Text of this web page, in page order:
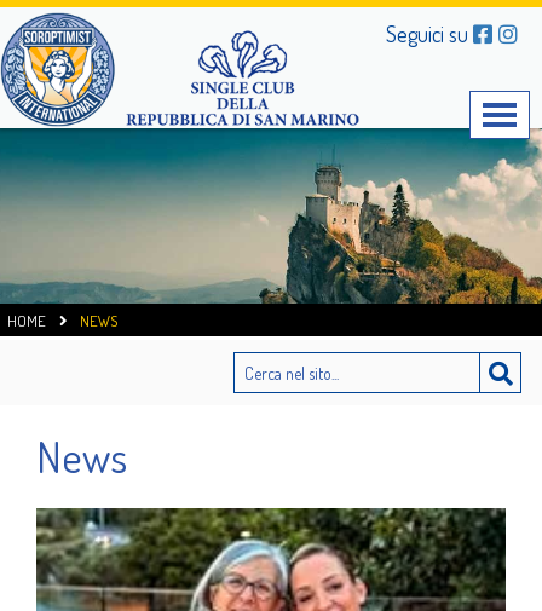
Seguici su
HOME NEWS
News